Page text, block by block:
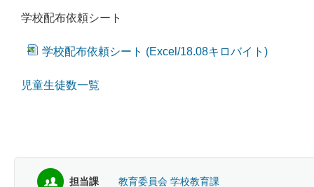
学校配布依頼シート
学校配布依頼シート (Excel/18.08キロバイト)
児童生徒数一覧
担当課 教育委員会 学校教育課